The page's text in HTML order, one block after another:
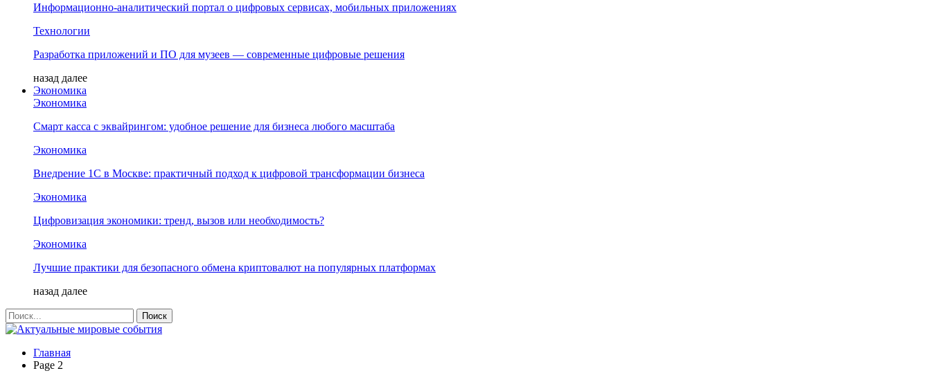
Информационно-аналитический портал о цифровых сервисах, мобильных приложениях
Технологии
Разработка приложений и ПО для музеев — современные цифровые решения
назад далее
Экономика
Экономика
Смарт касса с эквайрингом: удобное решение для бизнеса любого масштаба
Экономика
Внедрение 1С в Москве: практичный подход к цифровой трансформации бизнеса
Экономика
Цифровизация экономики: тренд, вызов или необходимость?
Экономика
Лучшие практики для безопасного обмена криптовалют на популярных платформах
назад далее
Главная
Page 2